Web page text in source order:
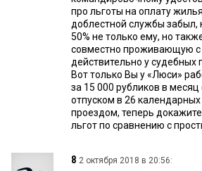
про льготы на оплату
доблестной службы забыл,
50% не только ему, но
совместно проживающую
действительно у судебных
Вот только Вы у «Люси»
за 15 000 рубликов в
отпуском в 26
проездом, теперь
льгот по сравнению с
8 2 октября 2018 в 20:56: